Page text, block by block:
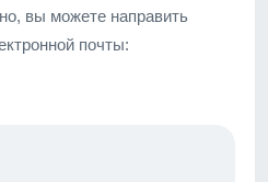
вы можете направить
почты: